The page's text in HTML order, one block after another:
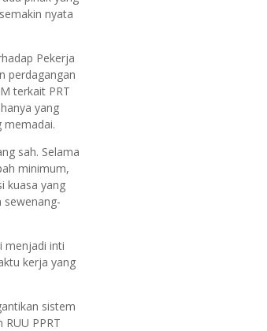
nyata
Pekerja
perdagangan
terkait PRT
yang
memadai.
sah. Selama
minimum,
kuasa yang
sewenang-
menjadi inti
kerja yang
sistem
PPRT